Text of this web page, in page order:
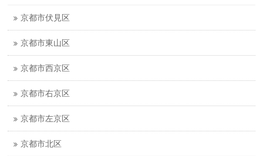
京都市伏見区
京都市東山区
京都市西京区
京都市右京区
京都市左京区
京都市北区